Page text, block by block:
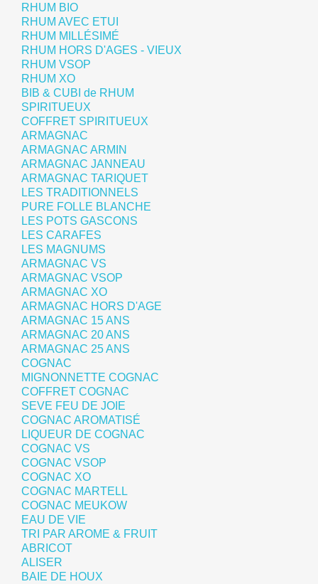
RHUM BIO
RHUM AVEC ETUI
RHUM MILLÉSIMÉ
RHUM HORS D'AGES - VIEUX
RHUM VSOP
RHUM XO
BIB & CUBI de RHUM
SPIRITUEUX
COFFRET SPIRITUEUX
ARMAGNAC
ARMAGNAC ARMIN
ARMAGNAC JANNEAU
ARMAGNAC TARIQUET
LES TRADITIONNELS
PURE FOLLE BLANCHE
LES POTS GASCONS
LES CARAFES
LES MAGNUMS
ARMAGNAC VS
ARMAGNAC VSOP
ARMAGNAC XO
ARMAGNAC HORS D'AGE
ARMAGNAC 15 ANS
ARMAGNAC 20 ANS
ARMAGNAC 25 ANS
COGNAC
MIGNONNETTE COGNAC
COFFRET COGNAC
SEVE FEU DE JOIE
COGNAC AROMATISÉ
LIQUEUR DE COGNAC
COGNAC VS
COGNAC VSOP
COGNAC XO
COGNAC MARTELL
COGNAC MEUKOW
EAU DE VIE
TRI PAR AROME & FRUIT
ABRICOT
ALISER
BAIE DE HOUX